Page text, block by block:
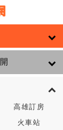
高雄訂房
火車站